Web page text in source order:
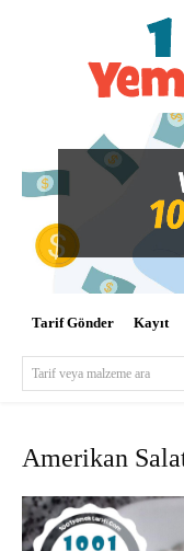
Tarif Gönder Kayıt
Tarif veya malzeme ara
Amerikan